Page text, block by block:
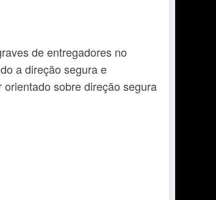
de entregadores no
a direção segura e
sobre direção segura